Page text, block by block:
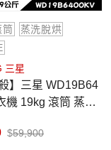
筒
蒸洗脫烘
三星
】三星 WD19B64
機 19kg 滾筒 蒸洗
59,900